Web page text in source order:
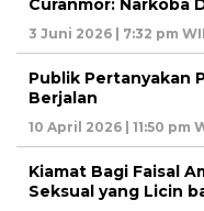
Curanmor: Narkoba
3 Juni 2026 | 7:32 pm
Publik Pertanyakan
Berjalan
10 April 2026 | 11:50 pm
Kiamat Bagi Faisal
Seksual yang Licin